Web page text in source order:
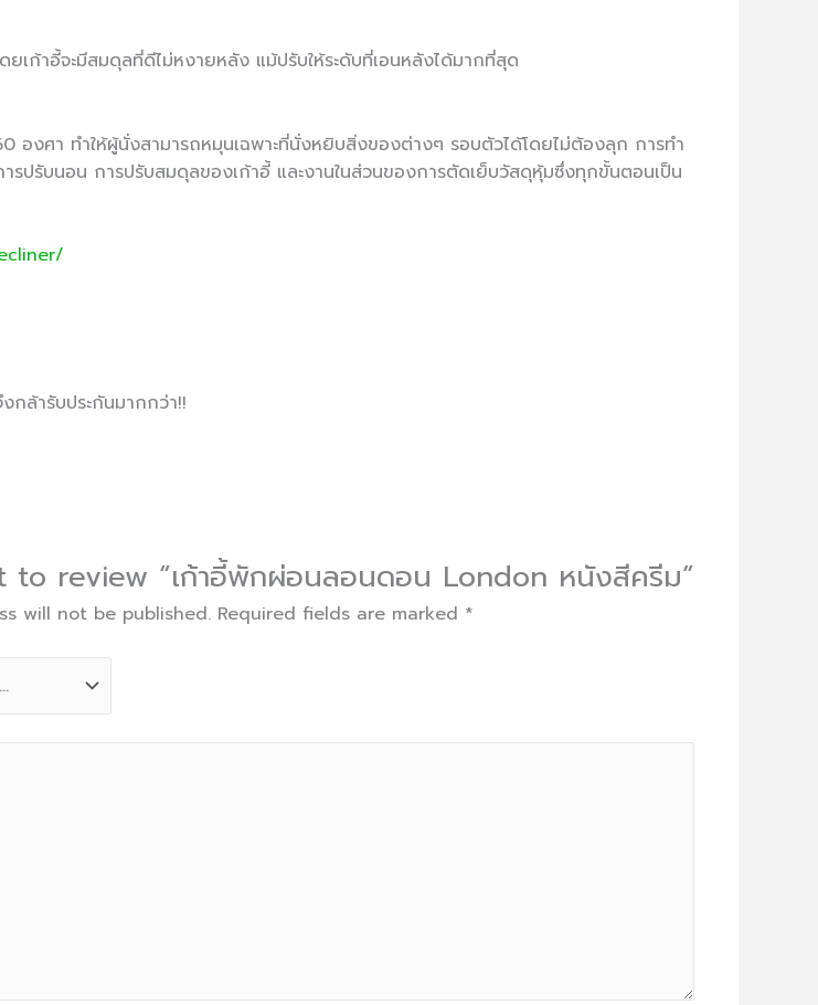
เก้าอี้จะมีสมดุลที่ดีไม่หงายหลัง แม้ปรับให้ระดับที่เอนหลังได้มากที่สุด
องศา ทำให้ผู้นั่งสามารถหมุนเฉพาะที่นั่งหยิบสิ่งของต่างๆ รอบตัวได้โดยไม่ต้องลุก การทำ
รปรับนอน การปรับสมดุลของเก้าอี้ และงานในส่วนของการตัดเย็บวัสดุหุ้มซึ่งทุกขั้นตอนเป็น
กล้ารับประกันมากกว่า!!
review “เก้าอี้พักผ่อนลอนดอน London หนังสีครีม”
will not be published. Required fields are marked *